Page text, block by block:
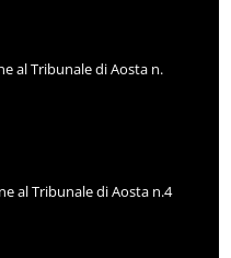
al Tribunale di Aosta n.
al Tribunale di Aosta n.4